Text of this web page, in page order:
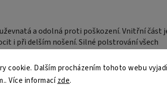
cookie. Dalším procházením tohoto webu
Více informacízde.
a odolná proti poškození. Vnitřní část
i při delším nošení. Silné polstrování všech
vyšší intenzitě zásahů. Přilba si i přes robustní
vstřikovanými pěnami IMF a kombinací
tvaru a velikosti hlavy pomocí zadního
výrobky značky Twins jsou výsledkem precizní